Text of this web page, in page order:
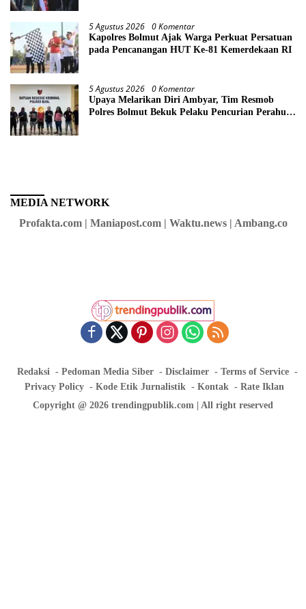
5 Agustus 2026 0 Komentar
Kapolres Bolmut Ajak Warga Perkuat Persatuan
pada Pencanangan HUT Ke-81 Kemerdekaan RI
5 Agustus 2026 0 Komentar
Upaya Melarikan Diri Ambyar, Tim Resmob
Polres Bolmut Bekuk Pelaku Pencurian Perahu
MEDIA NETWORK
Profakta.com | Maniapost.com | Waktu.news | Ambang.co
Redaksi Pedoman Media Siber Disclaimer
Terms of Service
Privacy Policy
Kode Etik Jurnalistik Kontak
Rate Iklan
Copyright @ 2026 trendingpublik.com | All right reserved